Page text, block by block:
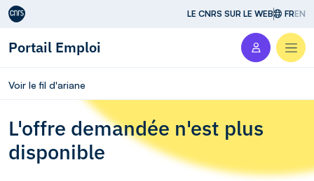
Aller au contenu LE CNRS SUR LE WEB FREN
Portail Emploi
Voir le fil d'ariane
L'offre demandée n'est plus
disponible